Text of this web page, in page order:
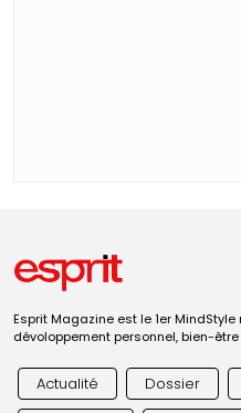
Esprit Magazine est le 1er
dévoloppement personnel, bien-
Actualité Dossier